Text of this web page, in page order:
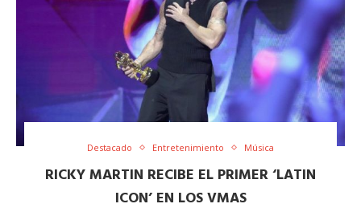
Destacado Entretenimiento Música
RICKY MARTIN RECIBE EL PRIMER ‘LATIN
ICON’ EN LOS VMAS